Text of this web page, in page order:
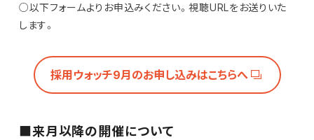
○以下フォームよりお申込みください。視聴URLをお送りいた
します。
採用ウォッチ9月のお申し込みはこちらへ
■来月以降の開催について